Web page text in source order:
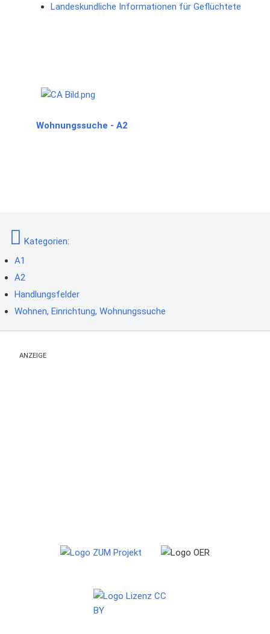
Landeskundliche Informationen für Geflüchtete
Wohnungssuche - A2
Kategorien:
A1
A2
Handlungsfelder
Wohnen, Einrichtung, Wohnungssuche
ANZEIGE